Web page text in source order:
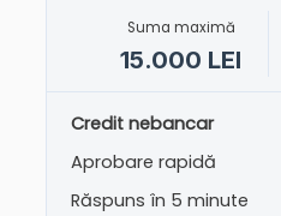
Suma maximă
15.000 LEI
Credit nebancar
Aprobare rapidă
Răspuns în 5 minute